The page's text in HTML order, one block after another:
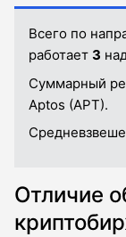
Всего по
работает 3
Суммарный
Aptos (APT).
Отличие